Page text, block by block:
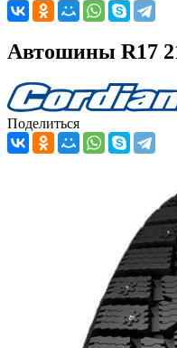
Автошины R17
Поделиться